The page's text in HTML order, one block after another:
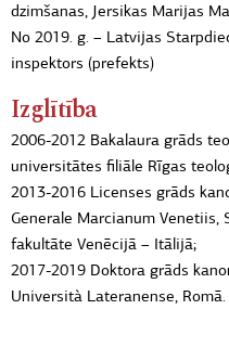
dzimšanas, Jersikas Marijas
No 2019. g. – Latvijas
inspektors (prefekts)
Izglītība
2006-2012 Bakalaura grāds
universitātes filiāle Rīgas
2013-2016 Licenses grāds
Generale Marcianum Venetiis,
fakultāte Venēcijā – Itālijā;
2017-2019 Doktora grāds
Università Lateranense, Romā.